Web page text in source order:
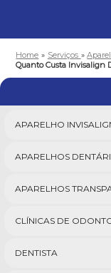
Home » Serviços »
Quanto Custa Invisalign
APARELHO
APARELHOS
APARELHOS
CLÍNICAS DE
DENTISTA